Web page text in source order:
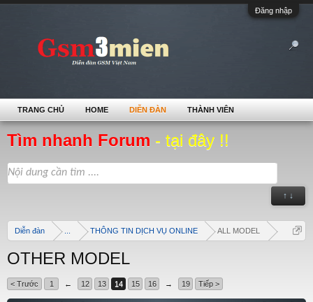
Đăng nhập
Tìm nhanh Forum - tại đây !!
↑ ↓
Diễn đàn THÔNG TIN DỊCH VỤ ONLINE ALL MODEL
OTHER MODEL
< Trước 1 ← 12 13 14 15 16 → 19 Tiếp >
TRANG CHỦ HOME DIỄN ĐÀN THÀNH VIÊN